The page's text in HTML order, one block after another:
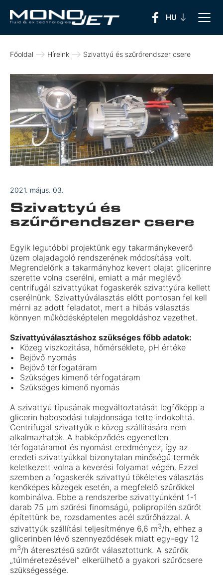
Főoldal Híreink Szivattyú és szűrőrendszer csere
2021. május. 03.
Szivattyú és
szűrőrendszer csere
Egyik legutóbbi projektünk egy takarmánykeverő
üzem olajadagoló rendszerének módosítása volt.
Megrendelőnk a takarmányhoz kevert olajat glicerinre
szerette volna cserélni, emiatt a már meglévő
centrifugál szivattyúkat fogaskerék szivattyúra kellett
cserélnünk. Szivattyúválasztás előtt pontosan fel kell
mérni az adott feladatot, mert a hibás választás
könnyen működésképtelen megoldáshoz vezethet.
Szivattyúválasztáshoz szükséges főbb adatok:
Közeg viszkozitása, hőmérséklete, pH értéke
Bejövő nyomás
Bejövő térfogatáram
Szükséges kimenő térfogatáram
Szükséges kimenő nyomás
A szivattyú típusának megváltoztatását legfőképp a
glicerin habosodási tulajdonsága tette indokolttá.
Centrifugál szivattyúk e közeg szállítására nem
alkalmazhatók. A habképződés egyenetlen
térfogatáramot és nyomást eredményez, így az
eredeti szivattyúkkal bizonytalan minőségű termék
keletkezett volna a keverési folyamat végén. Ezzel
szemben a fogaskerék szivattyú tökéletes választás
kenőképes közegek esetén, a megfelelő szűrőkkel
kombinálva. Ebbe a rendszerbe szivattyúnként 1-1
darab 75 µm szűrési finomságú, polipropilén szűrőt
építettünk be, rozsdamentes acél szűrőházzal. A
szivattyúk szállítási teljesítménye 6,6 m3/h, ehhez a
glicerinben lévő szennyeződések miatt egy-egy 12
m3/h áteresztésű szűrőt választottunk. A szűrők
„túlméretezésével” elkerülhető a gyakori szűrőcsere
szükségessége.